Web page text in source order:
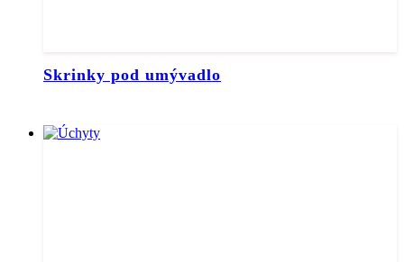
Skrinky pod umývadlo